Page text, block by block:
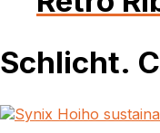
Schlicht.